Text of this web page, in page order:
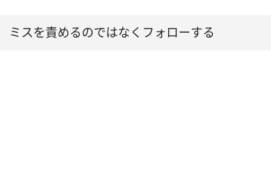
ミスを責めるのではなくフォローする